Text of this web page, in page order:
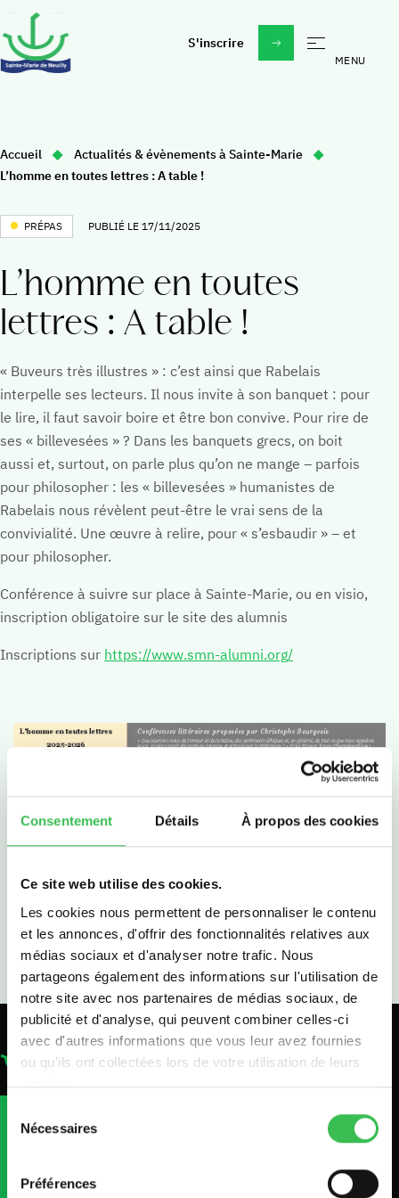
Consentement Détails À propos des cookies
Ce site web utilise des cookies.
Les cookies nous permettent de personnaliser le contenu
et les annonces, d'offrir des fonctionnalités relatives aux
médias sociaux et d'analyser notre trafic. Nous
partageons également des informations sur l'utilisation de
notre site avec nos partenaires de médias sociaux, de
publicité et d'analyse, qui peuvent combiner celles-ci
avec d'autres informations que vous leur avez fournies
ou qu'ils ont collectées lors de votre utilisation de leurs
services.
Nécessaires
Préférences
S'inscrire
Étudier à Sainte-Marie
À propos
Sorties, voyages, activités
Collège
La vie au collège
Vie culturelle
Vie sportive
Vie spirituelle
L'international
Résultats, évaluations, concours
Notre valeur ajoutée
Lycée
Orientation et spécialités
Nos résultats
Contacter le lycée
Classes prépa
Pourquoi une prépa littéraire ?
Pourquoi nous choisir ?
Vivre en prépa à Sainte-Marie
Résultats
Actualités & évènements
Rejoindre nos équipes
Daniélou Education
Vous
êtes
:
Accueil
Actualités & évènements à Sainte-Marie
L’homme en toutes lettres : A table !
PRÉPAS PUBLIÉ LE 17/11/2025
L’homme en toutes
lettres : A table !
« Buveurs très illustres » : c’est ainsi que Rabelais
interpelle ses lecteurs. Il nous invite à son banquet : pour
le lire, il faut savoir boire et être bon convive. Pour rire de
ses « billevesées » ? Dans les banquets grecs, on boit
aussi et, surtout, on parle plus qu’on ne mange – parfois
pour philosopher : les « billevesées » humanistes de
Rabelais nous révèlent peut-être le vrai sens de la
convivialité. Une œuvre à relire, pour « s’esbaudir » – et
pour philosopher.
Conférence à suivre sur place à Sainte-Marie, ou en visio,
inscription obligatoire sur le site des alumnis
Inscriptions sur https://www.smn-alumni.org/
SAINTE-MARIE DE
NEUILLY